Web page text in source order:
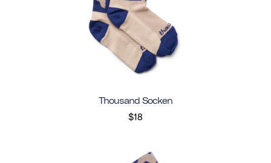
Thousand Socken
$18